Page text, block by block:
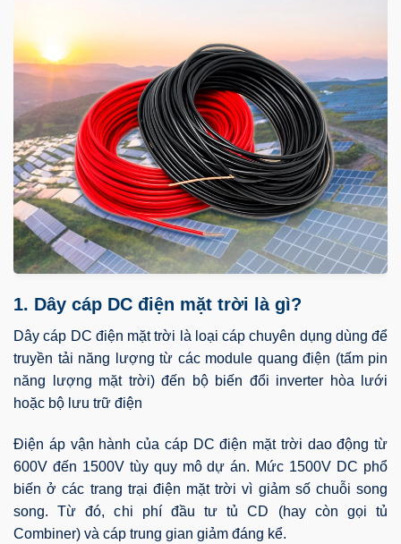
1. Dây cáp DC điện mặt trời là gì?
Dây cáp DC điện mặt trời là loại cáp chuyên dụng dùng để
truyền tải năng lượng từ các module quang điện (tấm pin
năng lượng mặt trời) đến bộ biến đổi inverter hòa lưới
hoặc bộ lưu trữ điện
Điện áp vận hành của cáp DC điện mặt trời dao động từ
600V đến 1500V tùy quy mô dự án. Mức 1500V DC phổ
biến ở các trang trại điện mặt trời vì giảm số chuỗi song
song. Từ đó, chi phí đầu tư tủ CD (hay còn gọi tủ
Combiner) và cáp trung gian giảm đáng kể.